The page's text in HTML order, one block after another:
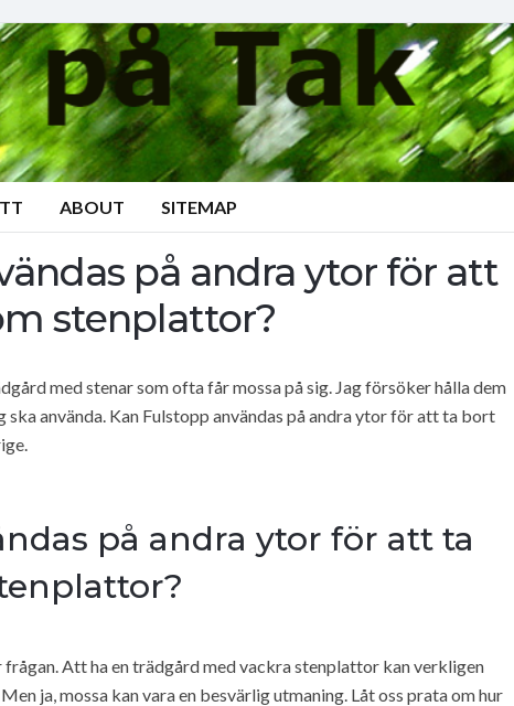
ABOUT SITEMAP
på andra ytor för att
stenplattor?
med stenar som ofta får mossa på sig. Jag försöker hålla dem
ska använda. Kan Fulstopp användas på andra ytor för att ta bort
på andra ytor för att ta
Att ha en trädgård med vackra stenplattor kan verkligen
ja, mossa kan vara en besvärlig utmaning. Låt oss prata om hur